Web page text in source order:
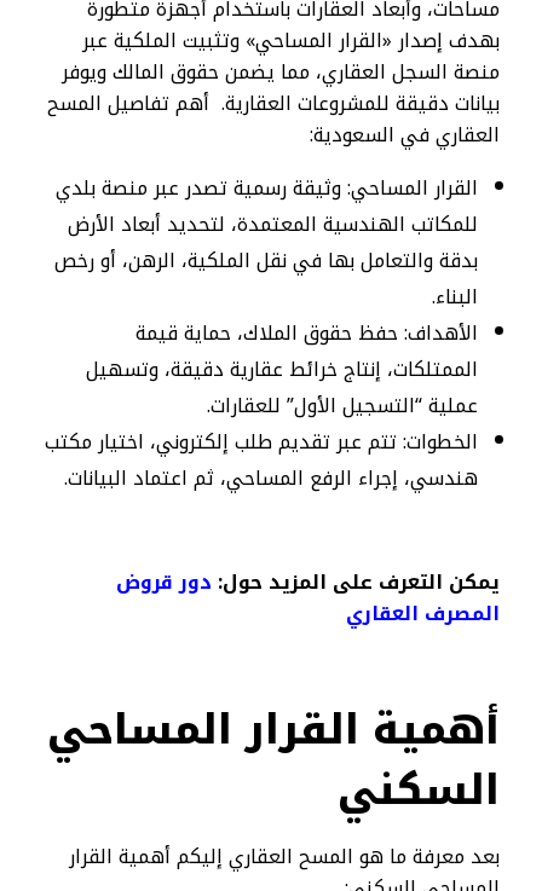
مساحات، وأبعاد العقارات باستخدام أجهزة متطورة
بهدف إصدار «القرار المساحي» وتثبيت الملكية عبر
منصة السجل العقاري، مما يضمن حقوق المالك ويوفر
بيانات دقيقة للمشروعات العقارية. أهم تفاصيل المسح
العقاري في السعودية:
القرار المساحي: وثيقة رسمية تصدر عبر منصة بلدي
للمكاتب الهندسية المعتمدة، لتحديد أبعاد الأرض
بدقة والتعامل بها في نقل الملكية، الرهن، أو رخص
البناء.
الأهداف: حفظ حقوق الملاك، حماية قيمة
الممتلكات، إنتاج خرائط عقارية دقيقة، وتسهيل
عملية “التسجيل الأول” للعقارات.
الخطوات: تتم عبر تقديم طلب إلكتروني، اختيار مكتب
هندسي، إجراء الرفع المساحي، ثم اعتماد البيانات.
يمكن التعرف على المزيد حول: دور قروض
المصرف العقاري
أهمية القرار المساحي
السكني
بعد معرفة ما هو المسح العقاري إليكم أهمية القرار